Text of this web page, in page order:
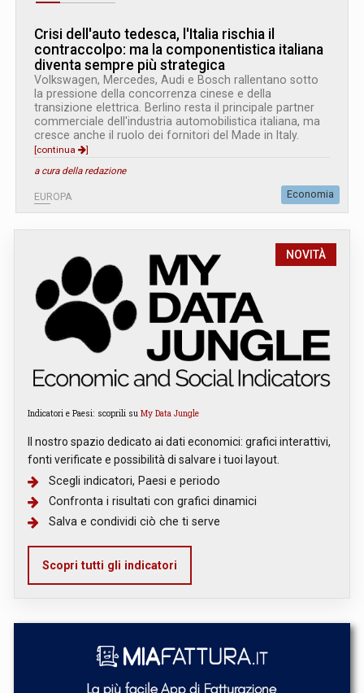
Crisi dell'auto tedesca, l'Italia rischia il
contraccolpo: ma la componentistica italiana
diventa sempre più strategica
Volkswagen, Mercedes, Audi e Bosch rallentano sotto
la pressione della concorrenza cinese e della
transizione elettrica. Berlino resta il principale partner
commerciale dell'industria automobilistica italiana, ma
cresce anche il ruolo dei fornitori del Made in Italy.
[continua
]
a cura della redazione
EUROPA Economia
NOVITÀ
Indicatori e Paesi: scoprili su My Data Jungle
Il nostro spazio dedicato ai dati economici: grafici interattivi,
fonti verificate e possibilità di salvare i tuoi layout.
Scegli indicatori, Paesi e periodo
Confronta i risultati con grafici dinamici
Salva e condividi ciò che ti serve
Scopri tutti gli indicatori